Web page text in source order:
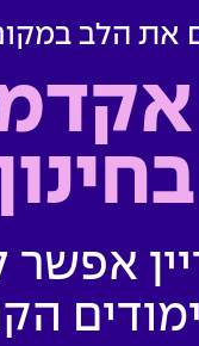
את הלב
אפשר